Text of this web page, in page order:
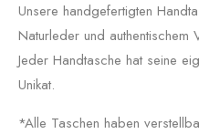
Unsere handgefertigten
Naturleder und authentischem
Jeder Handtasche hat seine
Unikat.
*Alle Taschen haben